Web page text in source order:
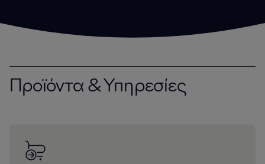
Προϊόντα & Υπηρεσίες